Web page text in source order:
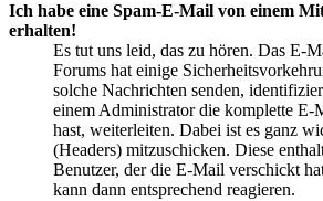
Ich habe eine Spam-E-Mail von einem
erhalten!
Es tut uns leid, das zu hören. Das E-
Forums hat einige
solche Nachrichten senden,
einem Administrator die komplette E-
hast, weiterleiten. Dabei ist es ganz
(Headers) mitzuschicken. Diese
Benutzer, der die E-Mail verschickt
kann dann entsprechend reagieren.